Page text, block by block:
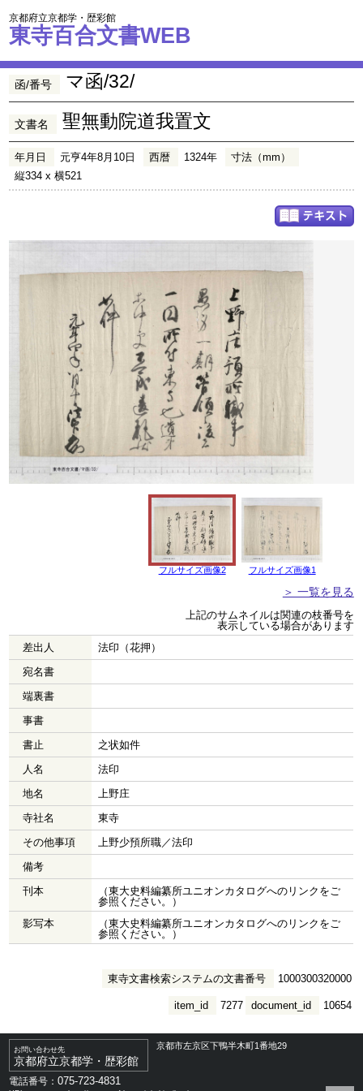
京都府立京都学・歴彩館
東寺百合文書WEB
函/番号 マ函/32/
文書名 聖無動院道我置文
年月日 元亨4年8月10日 西暦 1324年
寸法（mm）
縦334 x 横521
フルサイズ画像2 フルサイズ画像1
＞ 一覧を見る
上記のサムネイルは関連の枝番号を
表示している場合があります
差出人
法印（花押）
宛名書
端裏書
事書
書止
之状如件
人名
法印
地名
上野庄
寺社名
東寺
その他事項
上野少預所職／法印
備考
刊本
（東大史料編纂所ユニオンカタログへのリンクをご
参照ください。）
影写本
（東大史料編纂所ユニオンカタログへのリンクをご
参照ください。）
東寺文書検索システムの文書番号 1000300320000
document_id 10654
item_id 7277
お問い合わせ先
京都府立京都学・歴彩館
京都市左京区下鴨半木町1番地29
電話番号：075-723-4831